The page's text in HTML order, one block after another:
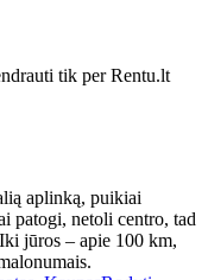
tik per Rentu.lt
aplinką, puikiai
patogi, netoli centro, tad
jūros – apie 100 km,